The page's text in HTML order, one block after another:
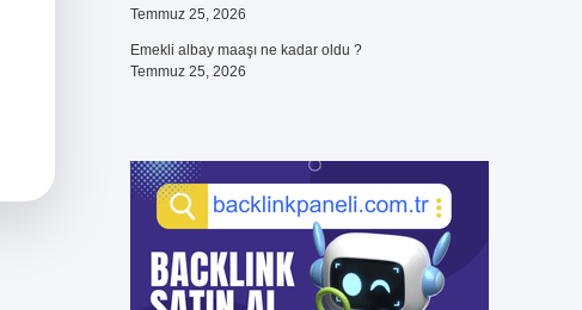
Temmuz 25, 2026
Emekli albay maaşı ne kadar oldu ?
Temmuz 25, 2026